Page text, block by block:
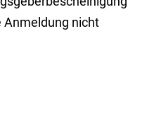
Anmeldung nicht